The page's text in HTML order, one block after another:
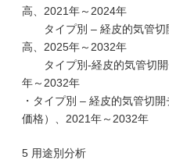
高、2021年～2024年
タイプ別 – 経皮的気管切
高、2025年～2032年
タイプ別-経皮的気管切開
年～2032年
・タイプ別 – 経皮的気管切
価格）、2021年～2032年
5 用途別分析